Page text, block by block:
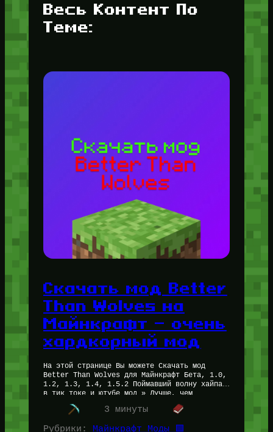
Весь Контент По
Теме:
Скачать мод Better
Than Wolves на
Майнкрафт — очень
хардкорный мод
На этой странице Вы можете Скачать мод
Better Than Wolves для Майнкрафт Бета, 1.0,
1.2, 1.3, 1.4, 1.5.2 Поймавший волну хайпа
в тик токе и ютубе мод » Лучше, чем…
3 минуты
Рубрики: Майнкрафт Моды 🟩